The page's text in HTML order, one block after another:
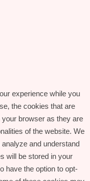
experience while you
the cookies that are
browser as they are
of the website. We
and understand
will be stored in your
have the option to opt-